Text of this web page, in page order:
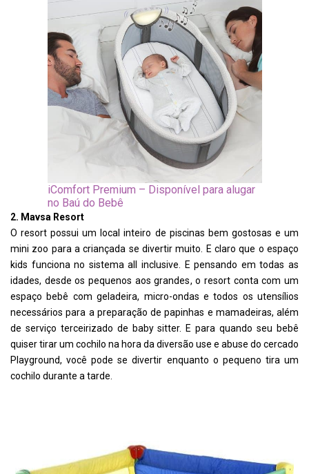
iComfort Premium – Disponível para alugar
no Baú do Bebê
2. Mavsa Resort
O resort possui um local inteiro de piscinas bem gostosas e um
mini zoo para a criançada se divertir muito. E claro que o espaço
kids funciona no sistema all inclusive. E pensando em todas as
idades, desde os pequenos aos grandes, o resort conta com um
espaço bebê com geladeira, micro-ondas e todos os utensílios
necessários para a preparação de papinhas e mamadeiras, além
de serviço terceirizado de baby sitter. E para quando seu bebê
quiser tirar um cochilo na hora da diversão use e abuse do cercado
Playground, você pode se divertir enquanto o pequeno tira um
cochilo durante a tarde.